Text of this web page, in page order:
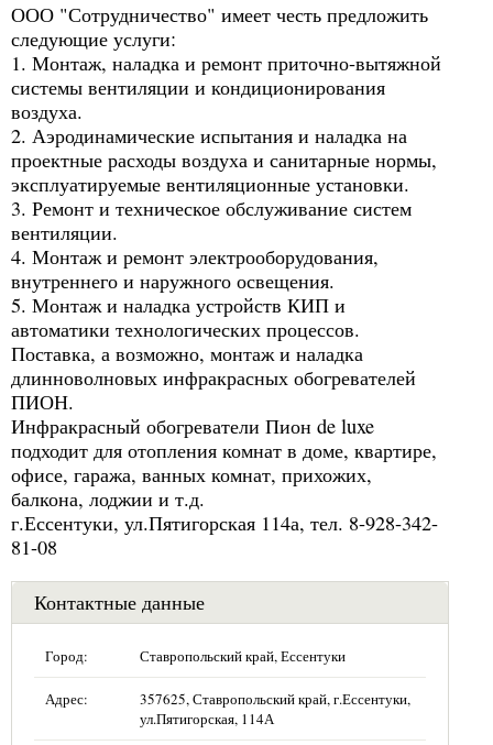
ООО "Сотрудничество" имеет честь предложить
следующие услуги:
1. Монтаж, наладка и ремонт приточно-вытяжной
системы вентиляции и кондиционирования
воздуха.
2. Аэродинамические испытания и наладка на
проектные расходы воздуха и санитарные нормы,
эксплуатируемые вентиляционные установки.
3. Ремонт и техническое обслуживание систем
вентиляции.
4. Монтаж и ремонт электрооборудования,
внутреннего и наружного освещения.
5. Монтаж и наладка устройств КИП и
автоматики технологических процессов.
Поставка, а возможно, монтаж и наладка
длинноволновых инфракрасных обогревателей
ПИОН.
Инфракрасный обогреватели Пион de luxe
подходит для отопления комнат в доме, квартире,
офисе, гаража, ванных комнат, прихожих,
балкона, лоджии и т.д.
г.Ессентуки, ул.Пятигорская 114а, тел. 8-928-342-
81-08
Контактные данные
Город: Ставропольский край, Ессентуки
Адрес:
357625, Ставропольский край, г.Ессентуки,
ул.Пятигорская, 114А